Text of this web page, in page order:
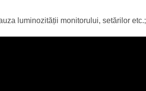
luminozității monitorului, setărilor etc.;